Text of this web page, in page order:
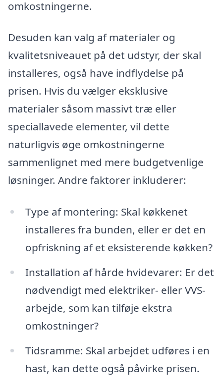
omkostningerne.
Desuden kan valg af materialer og
kvalitetsniveauet på det udstyr, der skal
installeres, også have indflydelse på
prisen. Hvis du vælger eksklusive
materialer såsom massivt træ eller
speciallavede elementer, vil dette
naturligvis øge omkostningerne
sammenlignet med mere budgetvenlige
løsninger. Andre faktorer inkluderer:
Type af montering: Skal køkkenet
installeres fra bunden, eller er det en
opfriskning af et eksisterende køkken?
Installation af hårde hvidevarer: Er det
nødvendigt med elektriker- eller VVS-
arbejde, som kan tilføje ekstra
omkostninger?
Tidsramme: Skal arbejdet udføres i en
hast, kan dette også påvirke prisen.